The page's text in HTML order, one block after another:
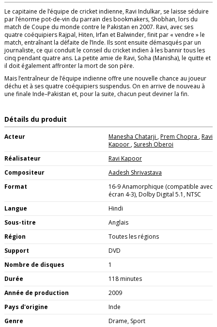
Le capitaine de l’équipe de cricket indienne, Ravi Indulkar, se laisse séduire
par l’énorme pot-de-vin du parrain des bookmakers, Shobhan, lors du
match de Coupe du monde contre le Pakistan en 2007. Ravi, avec ses
quatre coéquipiers Rajpal, Hiten, Irfan et Balwinder, finit par « vendre » le
match, entraînant la défaite de l’Inde. Ils sont ensuite démasqués par un
journaliste, ce qui conduit le conseil du cricket indien à les bannir tous les
cinq pendant quatre ans. La petite amie de Ravi, Soha (Manisha), le quitte et
il doit également affronter la mort de son père.
Mais l’entraîneur de l’équipe indienne offre une nouvelle chance au joueur
déchu et à ses quatre coéquipiers suspendus. On en arrive de nouveau à
une finale Inde–Pakistan et, pour la suite, chacun peut deviner la fin.
Détails du produit
Acteur Manesha Chatarji ,Prem Chopra ,Ravi
Kapoor , Suresh Oberoi
Réalisateur
Ravi Kapoor
Compositeur
Aadesh Shrivastava
Format
16-9 Anamorphique (compatible avec
écran 4-3), Dolby Digital 5.1, NTSC
Langue
Hindi
Sous-titre
Anglais
Région
Toutes les régions
Support
DVD
Nombre de disques
1
Durée
118 minutes
Année de production
2009
Pays d'origine
Inde
Genre
Drame, Sport